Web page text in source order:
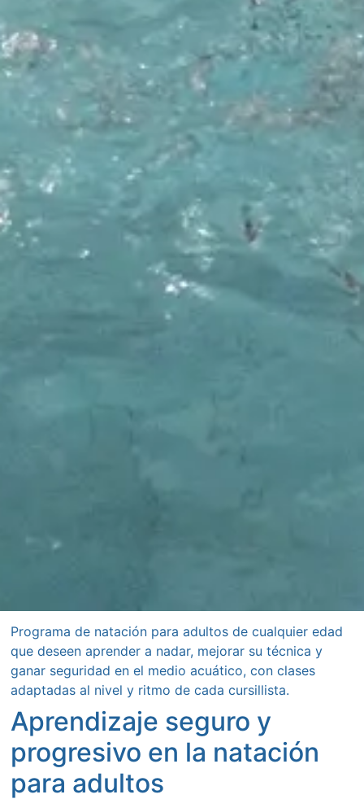
Programa de natación para adultos de cualquier edad
que deseen aprender a nadar, mejorar su técnica y
ganar seguridad en el medio acuático, con clases
adaptadas al nivel y ritmo de cada cursillista.
Aprendizaje seguro y
progresivo en la natación
para adultos